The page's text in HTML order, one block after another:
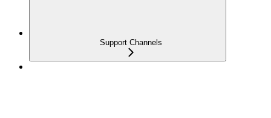
Support Channels